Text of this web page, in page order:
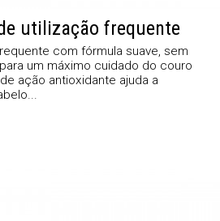
utilização frequente
com fórmula suave, sem
um máximo cuidado do couro
ação antioxidante ajuda a